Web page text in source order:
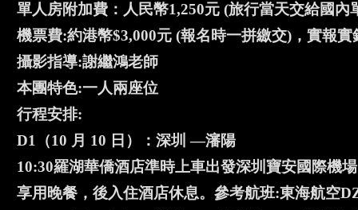
單人房附加費：人民幣1,250元 (旅行當天交給國內
機票費:約港幣$3,000元 (報名時一拼繳交)，實報
攝影指導:謝繼鴻老師
本團特色:一人兩座位
行程安排:
D1（10 月 10 日）：深圳 —瀋陽
10:30羅湖華僑酒店準時上車出發深圳寶安國際機
享用晚餐，後入住酒店休息。參考航班:東海航空